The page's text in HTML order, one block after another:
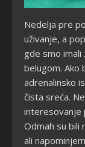
Nedelja pre
uživanje, a
gde smo imali
belugom. Ako
adrenalinsko
čista sreća.
interesovanje
Odmah su bili
ali